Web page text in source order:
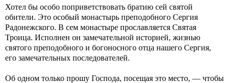
Хотел бы особо поприветствовать братию сей святой
обители. Это особый монастырь преподобного Сергия
Радонежского. В сем монастыре прославляется Святая
Троица. Исполнен он замечательной историей, жизнью
святого преподобного и богоносного отца нашего Сергия,
его замечательных последователей.
Об одном только прошу Господа, посещая это место, — чтобы